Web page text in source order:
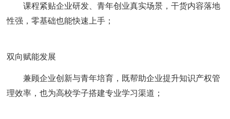
课程紧贴企业研发、青年创业真实场景，干货内容落地
性强，零基础也能快速上手；
双向赋能发展
兼顾企业创新与青年培育，既帮助企业提升知识产权管
理效率，也为高校学子搭建专业学习渠道；